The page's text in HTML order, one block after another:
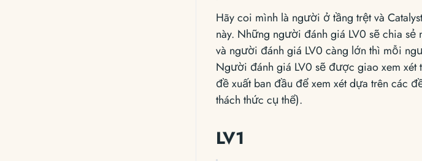
Hãy coi mình là người ở tầng trệt và
này. Những người đánh giá LV0 sẽ chia
và người đánh giá LV0 càng lớn thì mỗi
Người đánh giá LV0 sẽ được giao xem
đề xuất ban đầu để xem xét dựa trên các
thách thức cụ thể).
LV1